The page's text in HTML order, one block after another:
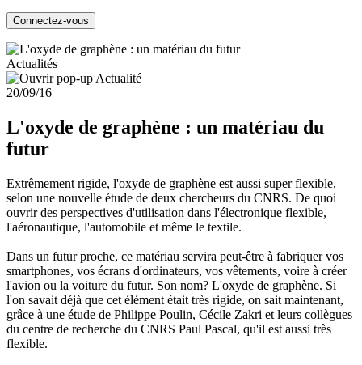
Connectez-vous
Actualités
20/09/16
L'oxyde de graphène : un matériau du
futur
Extrêmement rigide, l'oxyde de graphène est aussi super flexible,
selon une nouvelle étude de deux chercheurs du CNRS. De quoi
ouvrir des perspectives d'utilisation dans l'électronique flexible,
l'aéronautique, l'automobile et même le textile.
Dans un futur proche, ce matériau servira peut-être à fabriquer vos
smartphones, vos écrans d'ordinateurs, vos vêtements, voire à créer
l'avion ou la voiture du futur. Son nom? L'oxyde de graphène. Si
l'on savait déjà que cet élément était très rigide, on sait maintenant,
grâce à une étude de Philippe Poulin, Cécile Zakri et leurs collègues
du centre de recherche du CNRS Paul Pascal, qu'il est aussi très
flexible.